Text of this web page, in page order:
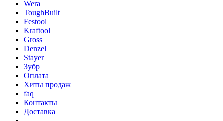
Wera
ToughBuilt
Festool
Kraftool
Gross
Denzel
Stayer
Зубр
Оплата
Хиты продаж
faq
Контакты
Доставка